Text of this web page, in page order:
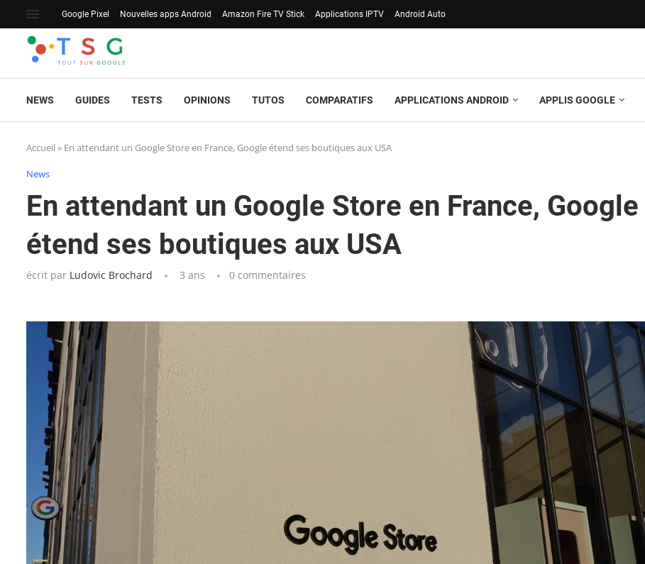
Google Pixel Nouvelles apps Android Amazon Fire TV Stick Applications IPTV Android Auto
NEWS GUIDES TESTS OPINIONS TUTOS COMPARATIFS APPLICATIONS ANDROID APPLIS GOOGLE
Accueil » En attendant un Google Store en France, Google étend ses boutiques aux USA
News
En attendant un Google Store en France, Google
étend ses boutiques aux USA
écrit par Ludovic Brochard 3 ans 0 commentaires